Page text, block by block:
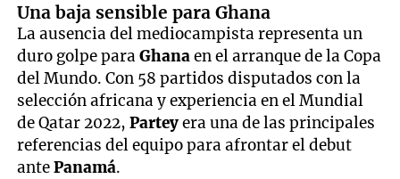
Una baja sensible para Ghana
La ausencia del mediocampista representa un
duro golpe paraGhanaen el arranque de la Copa
del Mundo. Con 58 partidos disputados con la
selección africana y experiencia en el Mundial
de Qatar 2022,Parteyera una de las principales
referencias del equipo para afrontar el debut
antePanamá.